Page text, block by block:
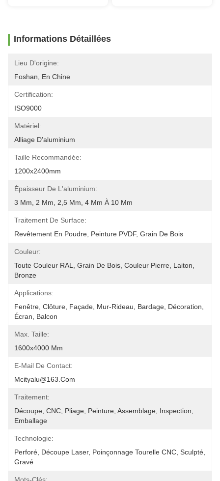
Informations Détaillées
Lieu D'origine:
Foshan, En Chine
Certification:
ISO9000
Matériel:
Alliage D'aluminium
Taille Recommandée:
1200x2400mm
Épaisseur De L'aluminium:
3 Mm, 2 Mm, 2,5 Mm, 4 Mm À 10 Mm
Traitement De Surface:
Revêtement En Poudre, Peinture PVDF, Grain De Bois
Couleur:
Toute Couleur RAL, Grain De Bois, Couleur Pierre, Laiton,
Bronze
Applications:
Fenêtre, Clôture, Façade, Mur-Rideau, Bardage, Décoration,
Écran, Balcon
Max. Taille:
1600x4000 Mm
E-Mail De Contact:
Mcityalu@163.com
Traitement:
Découpe, CNC, Pliage, Peinture, Assemblage, Inspection,
Emballage
Technologie:
Perforé, Découpe Laser, Poinçonnage Tourelle CNC, Sculpté,
Gravé